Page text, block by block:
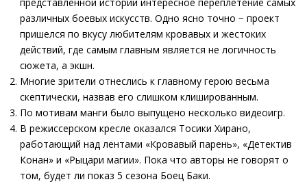
различных боевых искусств. Одно ясно точно − проект
пришелся по вкусу любителям кровавых и жестоких
действий, где самым главным является не логичность
сюжета, а экшн.
Многие зрители отнеслись к главному герою весьма
скептически, назвав его слишком клишированным.
По мотивам манги было выпущено несколько видеоигр.
В режиссерском кресле оказался Тосики Хирано,
работающий над лентами «Кровавый парень», «Детектив
Конан» и «Рыцари магии». Пока что авторы не говорят о
том, будет ли показ 5 сезона Боец Баки.